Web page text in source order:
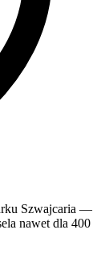
Szwajcaria —
nawet dla 400